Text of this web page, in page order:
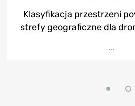
Klasyfikacja przestrzeni
strefy geograficzne dla
...